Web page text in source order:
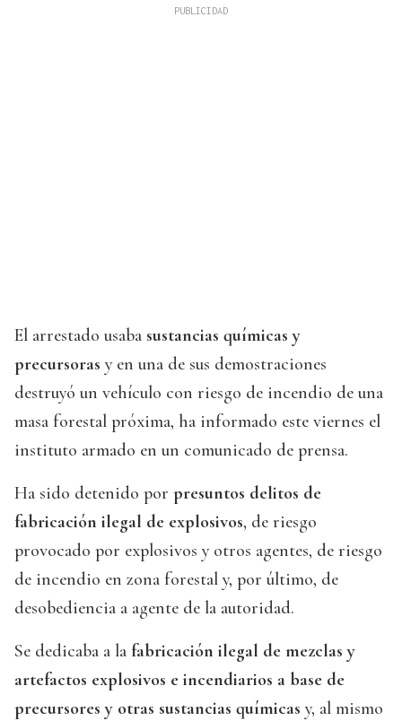
El arrestado usaba sustancias químicas y
precursoras y en una de sus demostraciones
destruyó un vehículo con riesgo de incendio de una
masa forestal próxima, ha informado este viernes el
instituto armado en un comunicado de prensa.
Ha sido detenido por presuntos delitos de
fabricación ilegal de explosivos, de riesgo
provocado por explosivos y otros agentes, de riesgo
de incendio en zona forestal y, por último, de
desobediencia a agente de la autoridad.
Se dedicaba a la fabricación ilegal de mezclas y
artefactos explosivos e incendiarios a base de
precursores y otras sustancias químicas y, al mismo